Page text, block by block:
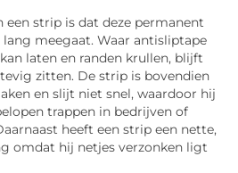
een strip is dat deze permanent
meegaat. Waar antisliptape
laten en randen krullen, blijft
zitten. De strip is bovendien
en slijt niet snel, waardoor hij
trappen in bedrijven of
heeft een strip een nette,
omdat hij netjes verzonken ligt